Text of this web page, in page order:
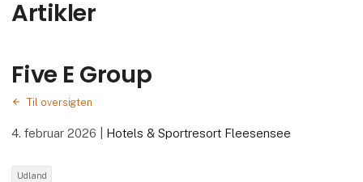
Artikler
Five E Group
Til oversigten
4. februar 2026 Hotels & Sportresort Fleesensee
Udland